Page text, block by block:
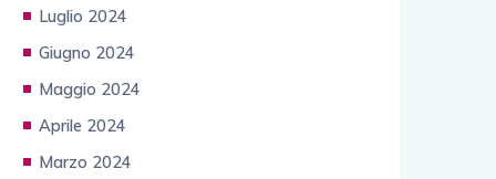
Luglio 2024
Giugno 2024
Maggio 2024
Aprile 2024
Marzo 2024